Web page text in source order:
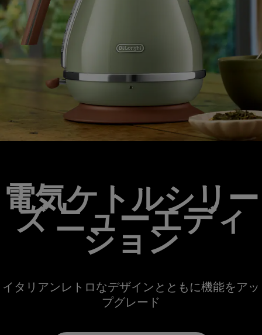
電気ケトルシリー
ズ ニューエディ
ション
イタリアンレトロなデザインとともに機能をアッ
プグレード